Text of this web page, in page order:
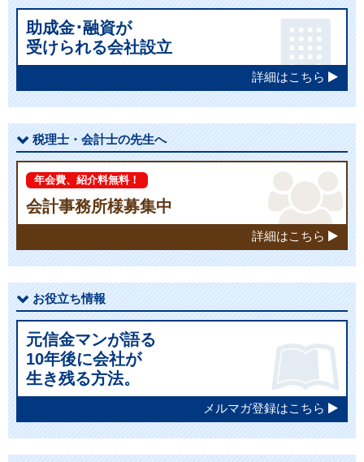
助成金･融資が
受けられる会社設立
詳細はこちら
税理士・会計士の先生へ
年会費、紹介料無料！
会計事務所様募集中
詳細はこちら
お役立ち情報
元信金マンが語る
10年後に会社が
生き残る方法。
メルマガ登録はこちら